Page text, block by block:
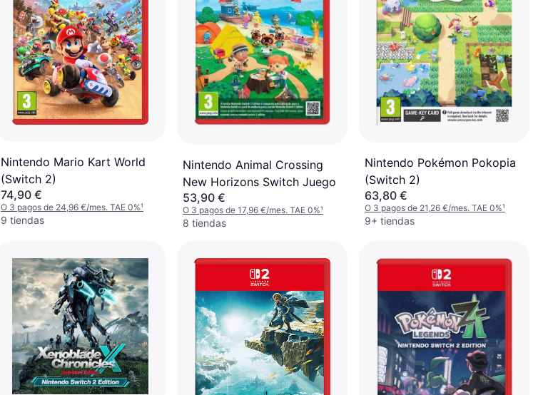
Nintendo Mario Kart World
(Switch 2)
74,90 €
O 3 pagos de 24,96 €/mes. TAE 0%¹
9 tiendas
Nintendo Animal Crossing
New Horizons Switch Juego
53,90 €
O 3 pagos de 17,96 €/mes. TAE 0%¹
8 tiendas
Nintendo Pokémon Pokopia
(Switch 2)
63,80 €
O 3 pagos de 21,26 €/mes. TAE 0%¹
9+ tiendas